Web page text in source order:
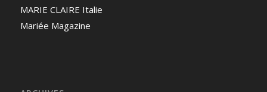
MARIE CLAIRE Italie
Mariée Magazine